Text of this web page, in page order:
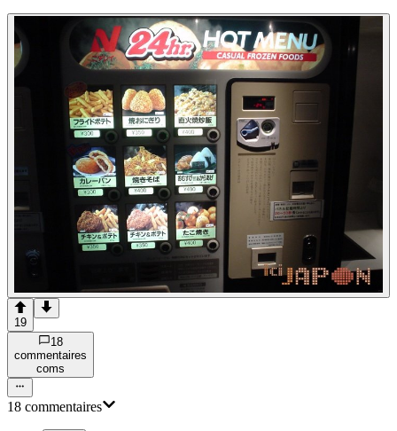
19
18
commentaires
coms
18 commentaires